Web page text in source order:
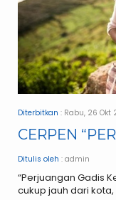
Diterbitkan : Rabu, 26 Okt
CERPEN
Ditulis oleh : admin
“Perjuangan Gadis
cukup jauh dari